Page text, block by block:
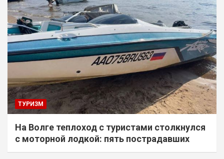
ТУРИЗМ
На Волге теплоход с туристами столкнулся
с моторной лодкой: пять пострадавших